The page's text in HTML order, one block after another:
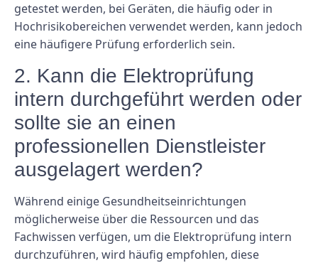
getestet werden, bei Geräten, die häufig oder in
Hochrisikobereichen verwendet werden, kann jedoch
eine häufigere Prüfung erforderlich sein.
2. Kann die Elektroprüfung
intern durchgeführt werden oder
sollte sie an einen
professionellen Dienstleister
ausgelagert werden?
Während einige Gesundheitseinrichtungen
möglicherweise über die Ressourcen und das
Fachwissen verfügen, um die Elektroprüfung intern
durchzuführen, wird häufig empfohlen, diese